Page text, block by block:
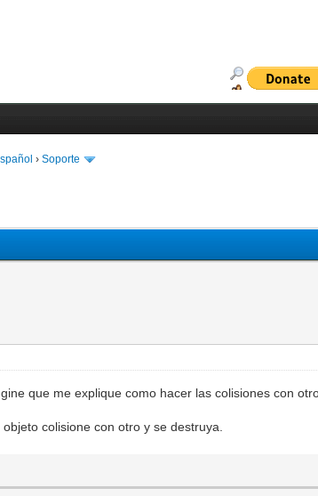
›Soporte
que me explique como hacer las colisiones con
colisione con otro y se destruya.